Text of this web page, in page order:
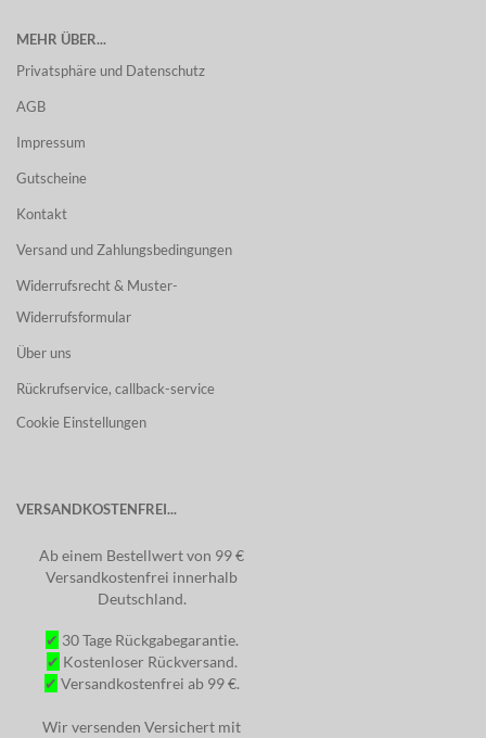
MEHR ÜBER...
Privatsphäre und Datenschutz
AGB
Impressum
Gutscheine
Kontakt
Versand und Zahlungsbedingungen
Widerrufsrecht & Muster-
Widerrufsformular
Über uns
Rückrufservice, callback-service
Cookie Einstellungen
VERSANDKOSTENFREI...
Ab einem Bestellwert von 99 €
Versandkostenfrei innerhalb
Deutschland.
✔ 30 Tage Rückgabegarantie.
✔ Kostenloser Rückversand.
✔ Versandkostenfrei ab 99 €.
Wir versenden Versichert mit